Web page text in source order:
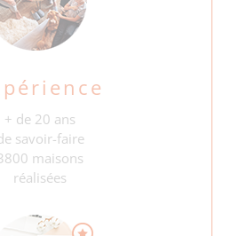
+ de 20 ans
savoir-faire
maisons
réalisées